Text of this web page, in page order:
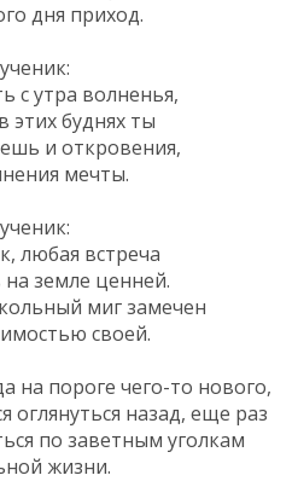
дня приход.
с утра волненья,
этих буднях ты
и откровения,
мечты.
любая встреча
на земле ценней.
миг замечен
своей.
на пороге чего-то нового,
оглянуться назад, еще раз
по заветным уголкам
жизни.